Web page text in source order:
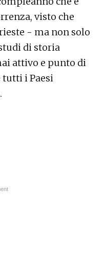
visto che
- ma non solo
di storia
attivo e punto di
i Paesi